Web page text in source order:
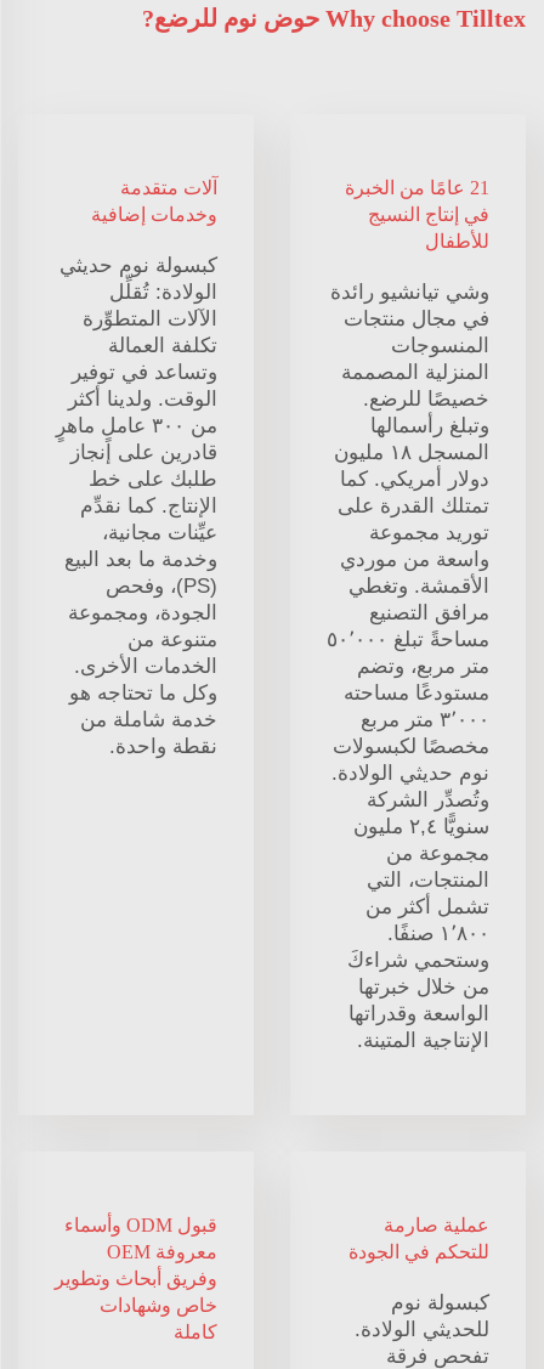
Why choose Tilltex حوض نوم للرضع?
21 عامًا من الخبرة
في إنتاج النسيج
للأطفال
وشي تيانشيو رائدة
في مجال منتجات
المنسوجات
المنزلية المصممة
خصيصًا للرضع.
وتبلغ رأسمالها
المسجل ١٨ مليون
دولار أمريكي. كما
تمتلك القدرة على
توريد مجموعة
واسعة من موردي
الأقمشة. وتغطي
مرافق التصنيع
مساحةً تبلغ ٥٠٬٠٠٠
متر مربع، وتضم
مستودعًا مساحته
٣٬٠٠٠ متر مربع
مخصصًا لكبسولات
نوم حديثي الولادة.
وتُصدِّر الشركة
سنويًّا ٢,٤ مليون
مجموعة من
المنتجات، التي
تشمل أكثر من
١٬٨٠٠ صنفًا.
وستحمي شراءكَ
من خلال خبرتها
الواسعة وقدراتها
الإنتاجية المتينة.
آلات متقدمة
وخدمات إضافية
كبسولة نوم حديثي
الولادة: تُقلِّل
الآلات المتطوِّرة
تكلفة العمالة
وتساعد في توفير
الوقت. ولدينا أكثر
من ٣٠٠ عاملٍ ماهرٍ
قادرين على إنجاز
طلبك على خط
الإنتاج. كما نقدِّم
عيِّنات مجانية،
وخدمة ما بعد البيع
(PS)، وفحص
الجودة، ومجموعة
متنوعة من
الخدمات الأخرى.
وكل ما تحتاجه هو
خدمة شاملة من
نقطة واحدة.
عملية صارمة
للتحكم في الجودة
كبسولة نوم
للحديثي الولادة.
تفحص فرقة
قبول ODM وأسماء
معروفة OEM
وفريق أبحاث وتطوير
خاص وشهادات
كاملة